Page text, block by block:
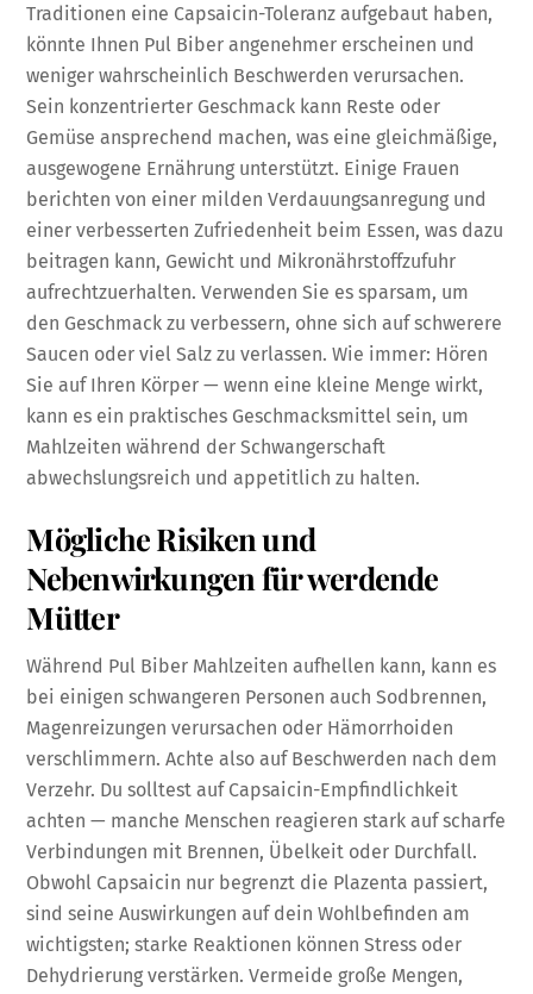
Traditionen eine Capsaicin-Toleranz aufgebaut haben,
könnte Ihnen Pul Biber angenehmer erscheinen und
weniger wahrscheinlich Beschwerden verursachen.
Sein konzentrierter Geschmack kann Reste oder
Gemüse ansprechend machen, was eine gleichmäßige,
ausgewogene Ernährung unterstützt. Einige Frauen
berichten von einer milden Verdauungsanregung und
einer verbesserten Zufriedenheit beim Essen, was dazu
beitragen kann, Gewicht und Mikronährstoffzufuhr
aufrechtzuerhalten. Verwenden Sie es sparsam, um
den Geschmack zu verbessern, ohne sich auf schwerere
Saucen oder viel Salz zu verlassen. Wie immer: Hören
Sie auf Ihren Körper — wenn eine kleine Menge wirkt,
kann es ein praktisches Geschmacksmittel sein, um
Mahlzeiten während der Schwangerschaft
abwechslungsreich und appetitlich zu halten.
Mögliche Risiken und
Nebenwirkungen für werdende
Mütter
Während Pul Biber Mahlzeiten aufhellen kann, kann es
bei einigen schwangeren Personen auch Sodbrennen,
Magenreizungen verursachen oder Hämorrhoiden
verschlimmern. Achte also auf Beschwerden nach dem
Verzehr. Du solltest auf Capsaicin-Empfindlichkeit
achten — manche Menschen reagieren stark auf scharfe
Verbindungen mit Brennen, Übelkeit oder Durchfall.
Obwohl Capsaicin nur begrenzt die Plazenta passiert,
sind seine Auswirkungen auf dein Wohlbefinden am
wichtigsten; starke Reaktionen können Stress oder
Dehydrierung verstärken. Vermeide große Mengen,